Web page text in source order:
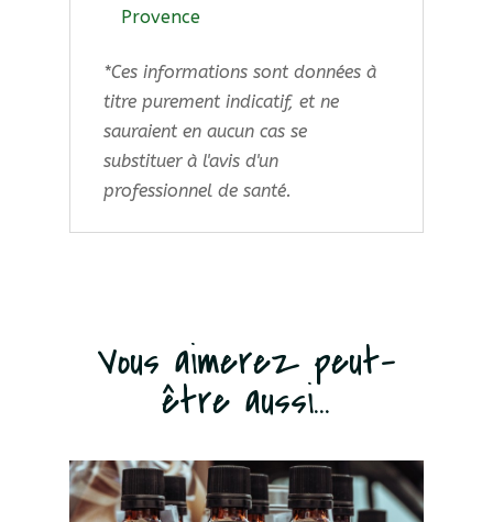
Provence
*Ces informations sont données à
titre purement indicatif, et ne
sauraient en aucun cas se
substituer à l'avis d'un
professionnel de santé.
Vous aimerez peut-
être aussi...